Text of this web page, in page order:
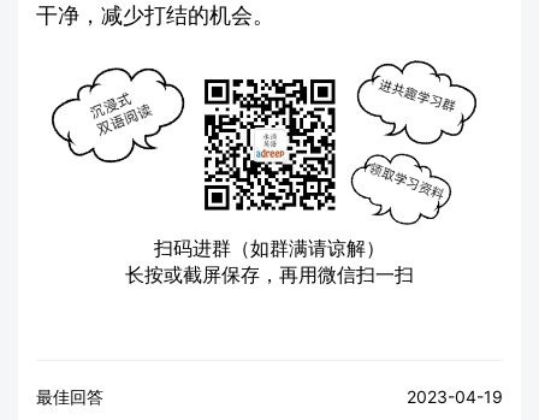
干净，减少打结的机会。
扫码进群（如群满请谅解）
长按或截屏保存，再用微信扫一扫
最佳回答 2023-04-19